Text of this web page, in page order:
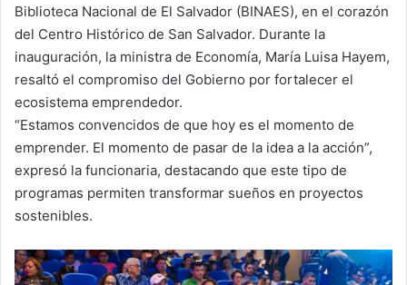
Biblioteca Nacional de El Salvador (BINAES), en el corazón
del Centro Histórico de San Salvador. Durante la
inauguración, la ministra de Economía, María Luisa Hayem,
resaltó el compromiso del Gobierno por fortalecer el
ecosistema emprendedor.
“Estamos convencidos de que hoy es el momento de
emprender. El momento de pasar de la idea a la acción”,
expresó la funcionaria, destacando que este tipo de
programas permiten transformar sueños en proyectos
sostenibles.